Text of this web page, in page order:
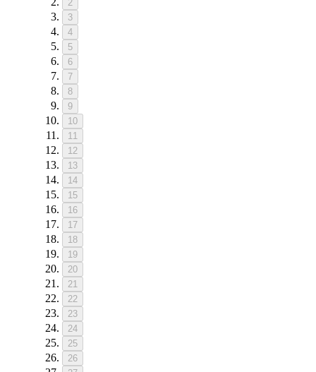
2
3
4
5
6
7
8
9
10
11
12
13
14
15
16
17
18
19
20
21
22
23
24
25
26